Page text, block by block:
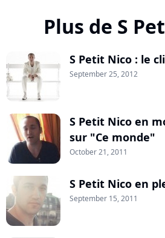
Plus de S
S Petit Nico : le
September 25, 2012
S Petit Nico en
sur "Ce monde"
October 21, 2011
S Petit Nico en
September 15, 2011